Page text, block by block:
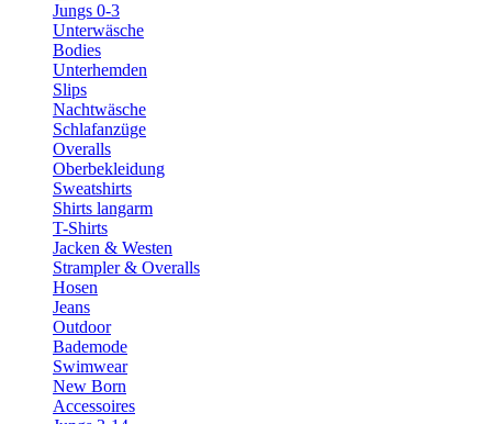
Jungs 0-3
Unterwäsche
Bodies
Unterhemden
Slips
Nachtwäsche
Schlafanzüge
Overalls
Oberbekleidung
Sweatshirts
Shirts langarm
T-Shirts
Jacken & Westen
Strampler & Overalls
Hosen
Jeans
Outdoor
Bademode
Swimwear
New Born
Accessoires